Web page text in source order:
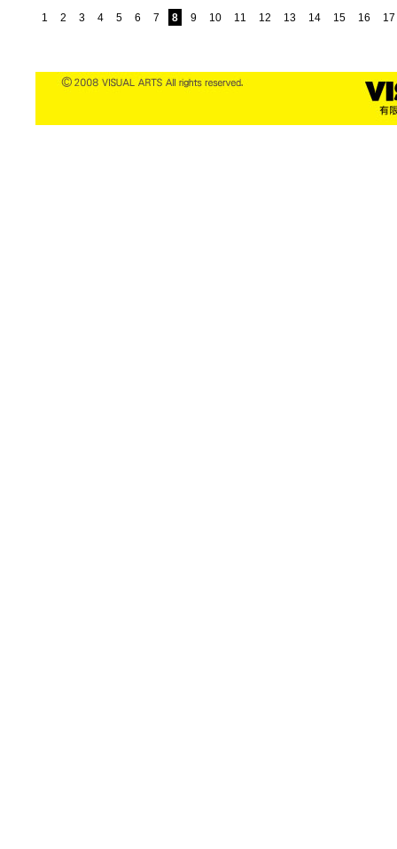
1 2 3 4 5 6 7 8 9 10 11 12 13 14 15 16 17